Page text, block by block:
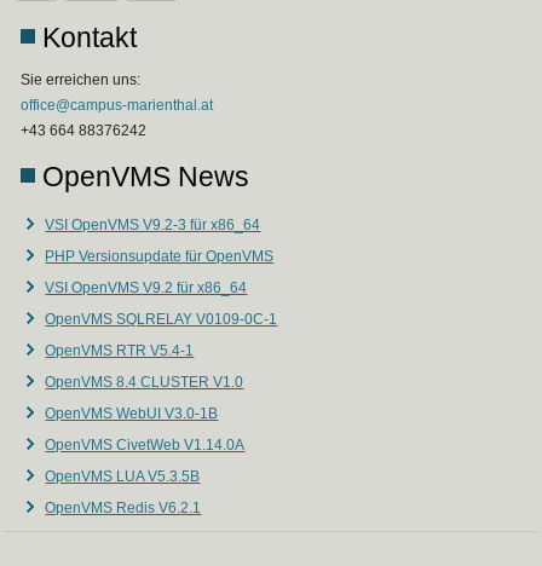
Kontakt
Sie erreichen uns:
office@campus-marienthal.at
+43 664 88376242
OpenVMS News
VSI OpenVMS V9.2-3 für x86_64
PHP Versionsupdate für OpenVMS
VSI OpenVMS V9.2 für x86_64
OpenVMS SQLRELAY V0109-0C-1
OpenVMS RTR V5.4-1
OpenVMS 8.4 CLUSTER V1.0
OpenVMS WebUI V3.0-1B
OpenVMS CivetWeb V1.14.0A
OpenVMS LUA V5.3.5B
OpenVMS Redis V6.2.1